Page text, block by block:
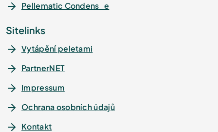
Pellematic Condens_e
Sitelinks
Vytápění peletami
PartnerNET
Impressum
Ochrana osobních údajů
Kontakt